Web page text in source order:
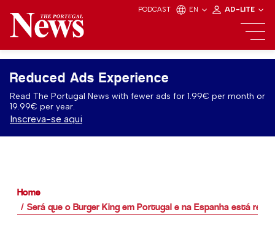
PODCAST EN AD-LITE
Reduced Ads Experience
Read The Portugal News with fewer ads for 1.99€ per month or
19.99€ per year.
Inscreva-se aqui
Home
Será que o Burger King em Portugal e na Espanha está